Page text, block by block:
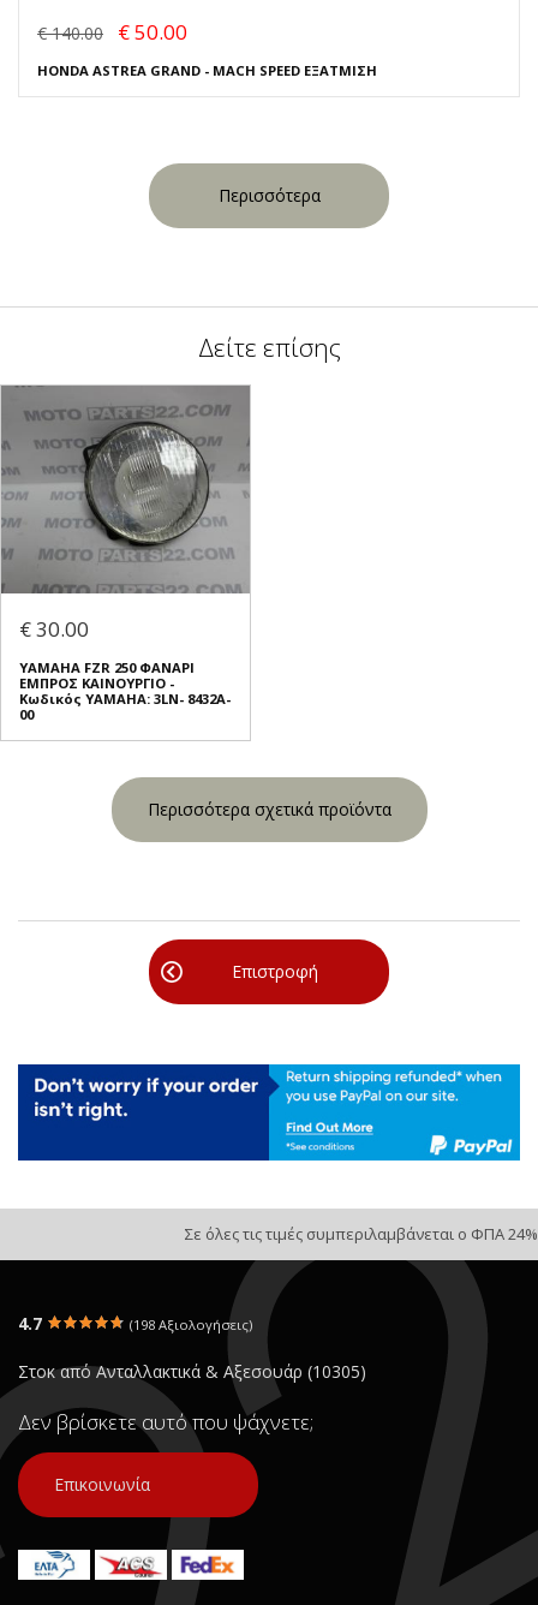
€ 140.00 € 50.00
HONDA ASTREA GRAND - MACH SPEED ΕΞΑΤΜΙΣΗ
Περισσότερα
Δείτε επίσης
€ 30.00
YAMAHA FZR 250 ΦΑΝΑΡΙ
ΕΜΠΡΟΣ ΚΑΙΝΟΥΡΓΙΟ -
Κωδικός YAMAHA: 3LN- 8432A-
00
Περισσότερα σχετικά προϊόντα
Επιστροφή
Σε όλες τις τιμές συμπεριλαμβάνεται ο ΦΠΑ 24%
4.7 (198 Αξιολογήσεις)
Στοκ από Ανταλλακτικά & Αξεσουάρ (10305)
Δεν βρίσκετε αυτό που ψάχνετε;
Επικοινωνία